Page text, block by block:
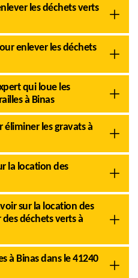
les déchets verts
enlever les déchets
qui loue les
à Binas
éliminer les gravats à
la location des
sur la location des
déchets verts à
à Binas dans le 41240